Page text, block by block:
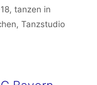
, tanzen in
, Tanzstudio